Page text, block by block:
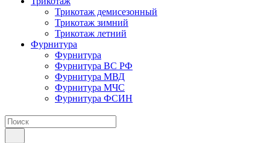
Трикотаж демисезонный
Трикотаж зимний
Трикотаж летний
Фурнитура
Фурнитура
Фурнитура ВС РФ
Фурнитура МВД
Фурнитура МЧС
Фурнитура ФСИН